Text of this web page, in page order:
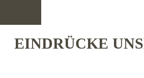
EINDRÜCKE